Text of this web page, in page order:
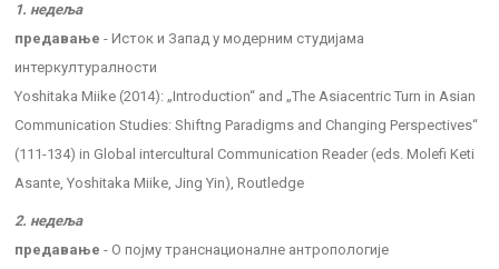
1. недеља
предавање - Исток и Запад у модерним студијама
интеркултуралности
Yoshitaka Miike (2014): „Introduction“ and „The Asiacentric Turn in Asian
Communication Studies: Shiftng Paradigms and Changing Perspectives“
(111-134) in Global intercultural Communication Reader (eds. Molefi Keti
Asante, Yoshitaka Miike, Jing Yin), Routledge
2. недеља
предавање - О појму транснационалне антропологије